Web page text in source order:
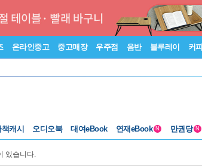
온라인중고 중고매장 우주점 음반 블루레이 커피
캐시 오디오북 대여eBook 연재eBook N 만권당 N
있습니다.